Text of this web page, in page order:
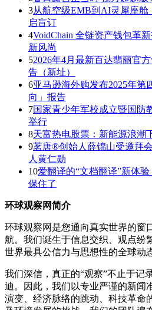
3从航空级EMB到AI灵犀座
启盲订
4VoidChain 全链资产钱包革
新风尚
52026年4月最新百达翡丽官
告（新址）
6亚马逊海外购发布2025年第
向」报告
7国家青少年军校成立暨国防
举行
8天富热电股票：新能源浪潮
9茗唐®创始人薛锦山受邀拜
人黄仁勋
10爱翻译的“文档翻译”新体
保住了
环球观察网简介
环球观察网是您通向真实世界的窗
航。我们诞生于信息交织、观点纷
世界最具公信力与思想性的全球动
我们深信，真正的“观察”不止于记
迪。因此，我们以专业严谨的新闻
演变、经济脉络的跳动、科技革命